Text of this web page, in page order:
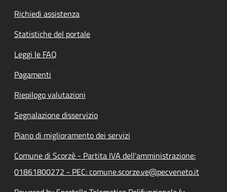
Richiedi assistenza
Statistiche del portale
Leggi le FAQ
Pagamenti
Riepilogo valutazioni
Segnalazione disservizio
Piano di miglioramento dei servizi
Comune di Scorzè - Partita IVA dell'amministrazione:
01861800272 - PEC: comune.scorze.ve@pecveneto.it